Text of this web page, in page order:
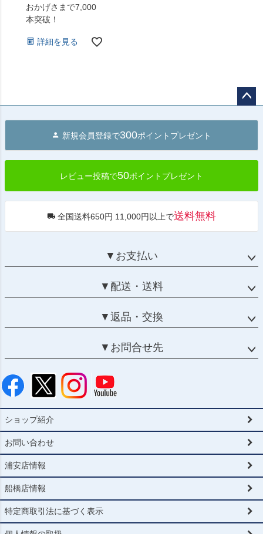
おかげさまで7,000
本突破！
詳細を見る
へ
新規会員登録で300ポイントプレゼント
レビュー投稿で50ポイントプレゼント
全国送料650円 11,000円以上で送料無料
▼お支払い
▼配送・送料
▼返品・交換
▼お問合せ先
ショップ紹介
お問い合わせ
浦安店情報
船橋店情報
特定商取引法に基づく表示